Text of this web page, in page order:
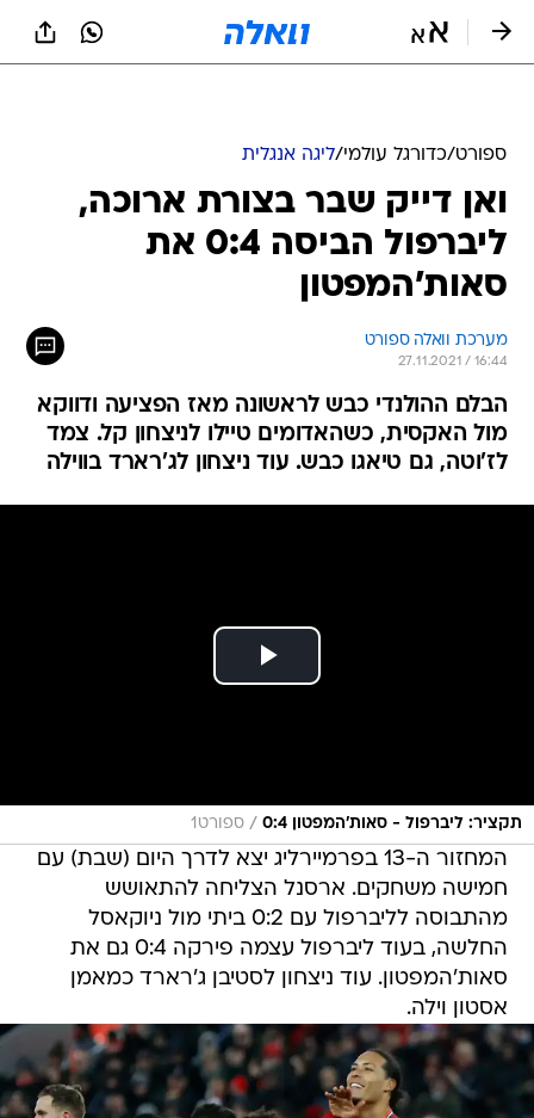
ספורט/כדורגל עולמי/ליגה אנגלית
ואן דייק שבר בצורת ארוכה,
ליברפול הביסה 0:4 את
סאות'המפטון
מערכת וואלה ספורט
27.11.2021 / 16:44
הבלם ההולנדי כבש לראשונה מאז הפציעה ודווקא
מול האקסית, כשהאדומים טיילו לניצחון קל. צמד
לז'וטה, גם טיאגו כבש. עוד ניצחון לג'רארד בווילה
תקציר: ליברפול - סאות'המפטון 0:4 / ספורט1
המחזור ה-13 בפרמיירליג יצא לדרך היום (שבת) עם
חמישה משחקים. ארסנל הצליחה להתאושש
מהתבוסה לליברפול עם 0:2 ביתי מול ניוקאסל
החלשה, בעוד ליברפול עצמה פירקה 0:4 גם את
סאות'המפטון. עוד ניצחון לסטיבן ג'רארד כמאמן
אסטון וילה.